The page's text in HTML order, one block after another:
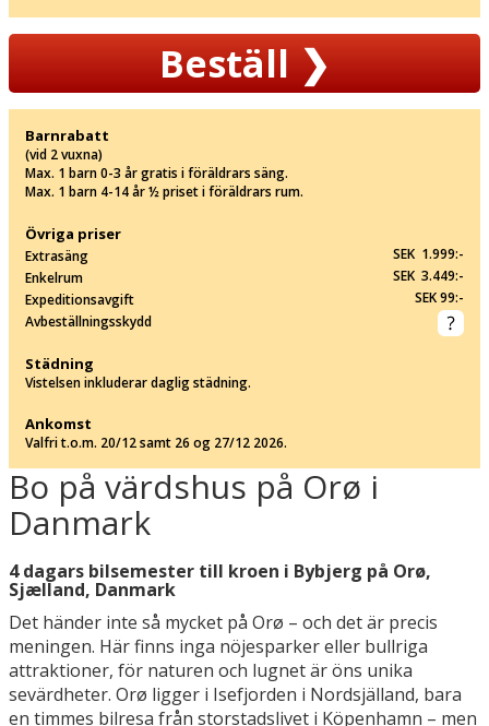
Bo på värdshus på Orø i
Danmark
4 dagars bilsemester till kroen i Bybjerg på Orø,
Sjælland, Danmark
Det händer inte så mycket på Orø – och det är precis
meningen. Här finns inga nöjesparker eller bullriga
attraktioner, för naturen och lugnet är öns unika
sevärdheter. Orø ligger i Isefjorden i Nordsjälland, bara
en timmes bilresa från storstadslivet i Köpenhamn – men
Beställ❯
Barnrabatt
(vid 2 vuxna)
Max. 1 barn 0-3 år gratis i föräldrars säng.
Max. 1 barn 4-14 år ½ priset i föräldrars rum.
Övriga priser
Extrasäng
SEK 1.999:-
Enkelrum
SEK 3.449:-
Expeditionsavgift
SEK 99:-
Avbeställningsskydd
Städning
Vistelsen inkluderar daglig städning.
Ankomst
Valfri t.o.m. 20/12 samt 26 og 27/12 2026.